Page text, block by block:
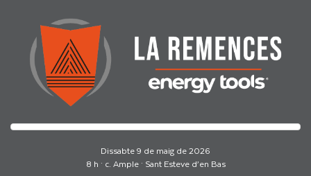
Dissabte 9 de maig de 2026
8 h · c. Ample · Sant Esteve d’en Bas